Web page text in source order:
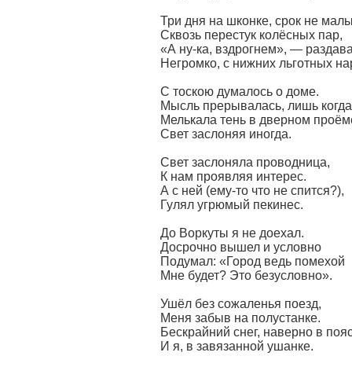
Три дня на шконке, срок не
Сквозь перестук колёсных пар,
«А ну-ка, вздрогнем», —
Негромко, с нижних льготных
С тоскою думалось о доме.
Мысль прерывалась, лишь когда
Мелькала тень в дверном
Свет заслоняя иногда.
Свет заслоняла проводница,
К нам проявляя интерес.
А с ней (ему-то что не спится?),
Гулял угрюмый пекинес.
До Воркуты я не доехал.
Досрочно вышел и условно
Подумал: «Город ведь помехой
Мне будет? Это безусловно».
Ушёл без сожаленья поезд,
Меня забыв на полустанке.
Бескрайний снег, наверно в
И я, в завязанной ушанке.